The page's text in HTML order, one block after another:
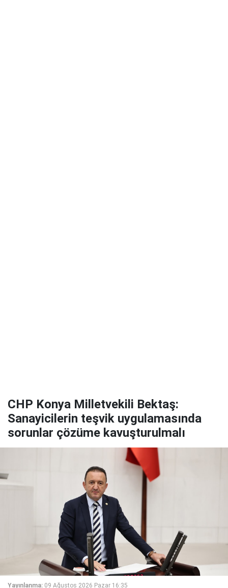
CHP Konya Milletvekili Bektaş:
Sanayicilerin teşvik uygulamasında
sorunlar çözüme kavuşturulmalı
Yayınlanma: 09 Ağustos 2026 Pazar 16:35